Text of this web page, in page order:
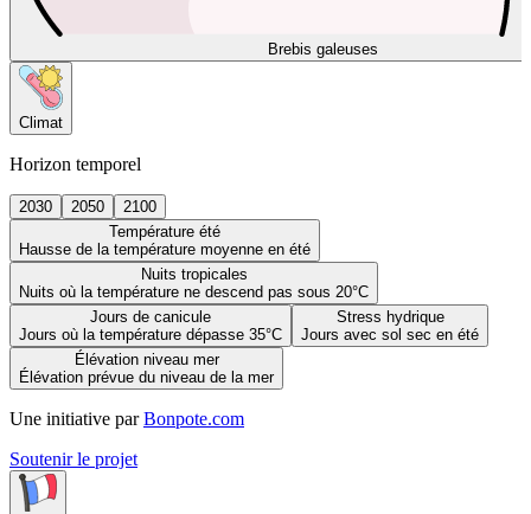
Brebis galeuses
Climat
Horizon temporel
2030 2050
2100
Température été
Hausse de la température moyenne en été
Nuits tropicales
Nuits où la température ne descend pas sous 20°C
Jours de canicule
Jours où la température dépasse 35°C
Stress hydrique
Jours avec sol sec en été
Élévation niveau mer
Élévation prévue du niveau de la mer
Une initiative par Bonpote.com
Soutenir le projet